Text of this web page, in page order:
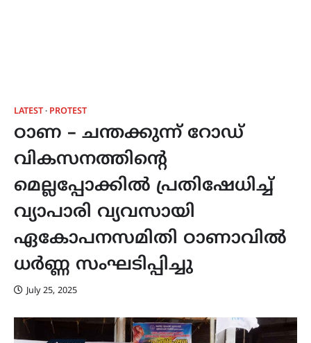
LATEST PROTEST
ഠാണ – ചന്തക്കുന്ന് റോഡ്
വികസനത്തിന്റെ
മെല്ലപ്പോക്കിൽ പ്രതിഷേധിച്ച്
വ്യാപാരി വ്യവസായി
ഏകോപനസമിതി ഠാണാവിൽ
ധർണ്ണ സംഘടിപ്പിച്ചു
July 25, 2025